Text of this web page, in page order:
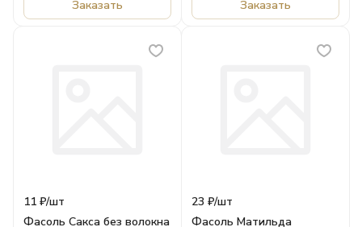
Заказать Заказать
11 ₽/шт
Фасоль Сакса без волокна
23 ₽/шт
Фасоль Матильда